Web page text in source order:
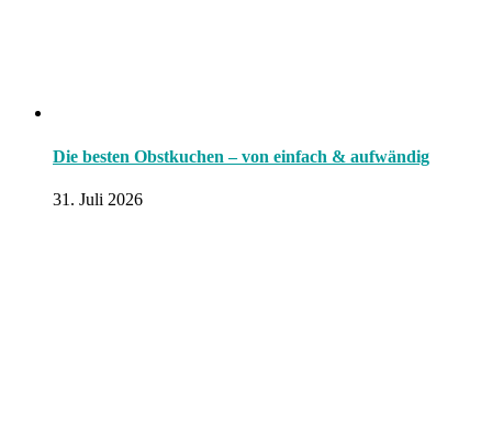
Die besten Obstkuchen – von einfach & aufwändig
31. Juli 2026